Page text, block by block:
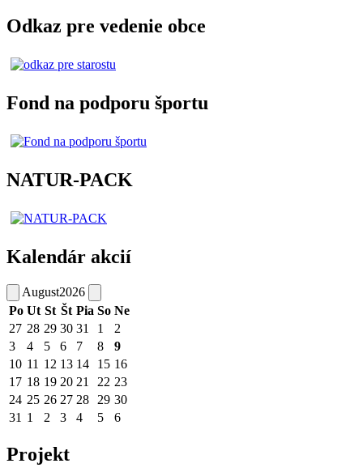
Odkaz pre vedenie obce
Fond na podporu športu
NATUR-PACK
Kalendár akcií
August2026
Po Ut St Št Pia So Ne
27 28 29 30 31 1
2
3
4 5 6 7 8
9
10 11 12 13 14 15 16
17 18 19 20 21 22 23
24 25 26 27 28 29 30
31 1 2 3 4 5 6
Projekt